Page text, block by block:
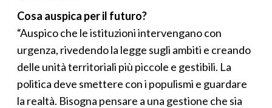
Cosa auspica per il futuro?
“Auspico che le istituzioni intervengano con
urgenza, rivedendo la legge sugli ambiti e creando
delle unità territoriali più piccole e gestibili. La
politica deve smettere con i populismi e guardare
la realtà. Bisogna pensare a una gestione che sia